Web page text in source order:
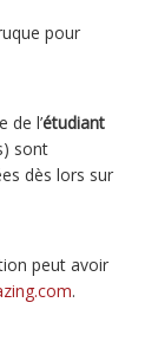
pour
de l’étudiant
sont
dès lors sur
peut avoir
.